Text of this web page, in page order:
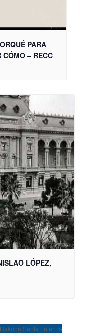
PARA
CÓMO – RECC
LÓPEZ,
Hakuna Santa Fe en la